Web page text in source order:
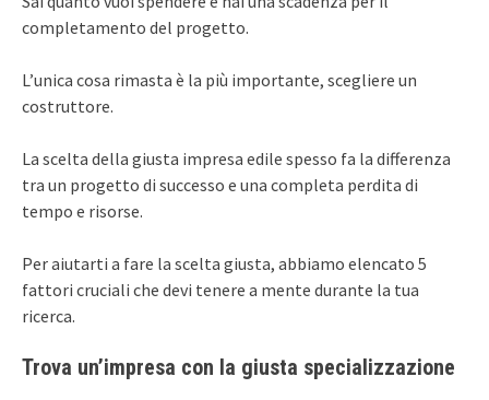
completamento del progetto.
L’unica cosa rimasta è la più importante, scegliere un
costruttore.
La scelta della giusta impresa edile spesso fa la differenza
tra un progetto di successo e una completa perdita di
tempo e risorse.
Per aiutarti a fare la scelta giusta, abbiamo elencato 5
fattori cruciali che devi tenere a mente durante la tua
ricerca.
Trova un’impresa con la giusta specializzazione